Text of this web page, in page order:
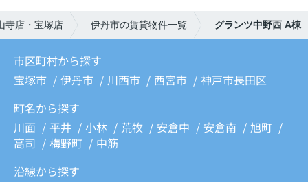
寺店・宝塚店 伊丹市の賃貸物件一覧 グランツ中野西 A棟
市区町村から探す
宝塚市
伊丹市 川西市 西宮市
神戸市長田区
町名から探す
川面
平井 小林 荒牧 安倉中 安倉南
旭町
高司
梅野町
中筋
沿線から探す